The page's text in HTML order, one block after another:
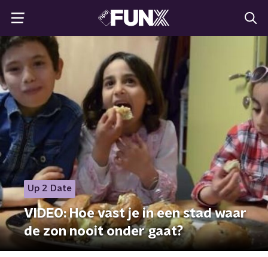
Up 2 Date
VIDEO: Hoe vast je in een stad waar
de zon nooit onder gaat?